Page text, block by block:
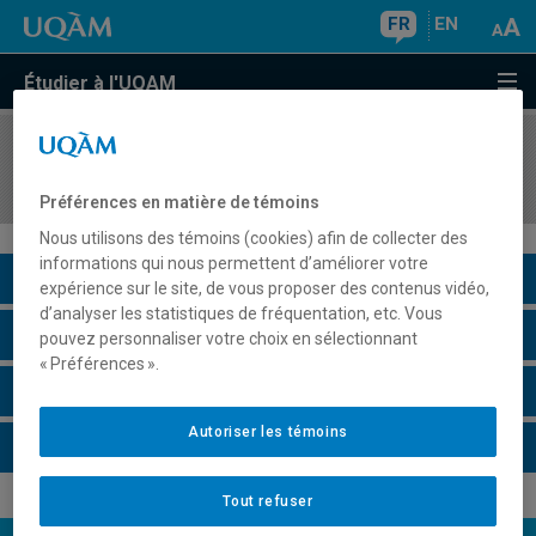
FR EN
Étudier à l'UQAM
COURS//
Description du cours
Horaire - Été 2026
Préférences en matière de témoins
Nous utilisons des témoins (cookies) afin de collecter des
informations qui nous permettent d’améliorer votre
expérience sur le site, de vous proposer des contenus vidéo,
d’analyser les statistiques de fréquentation, etc. Vous
pouvez personnaliser votre choix en sélectionnant
« Préférences ».
Tout refuser
Autoriser les témoins